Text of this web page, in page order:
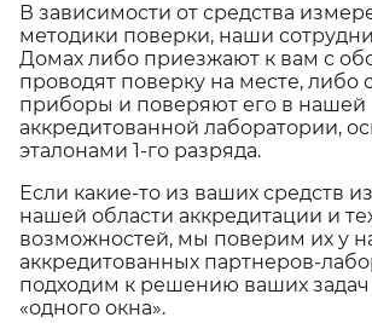
В зависимости от средства
методики поверки, наши
Домах либо приезжают к вам с
проводят поверку на месте,
приборы и поверяют его в нашей
аккредитованной лаборатории,
эталонами 1-го разряда.
Если какие-то из ваших средств
нашей области аккредитации и
возможностей, мы поверим их у
аккредитованных партнеров-
подходим к решению ваших
«одного окна».